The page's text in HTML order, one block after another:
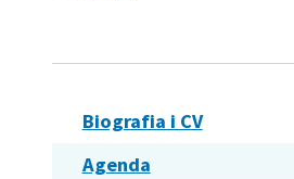
Biografia i CV
Agenda